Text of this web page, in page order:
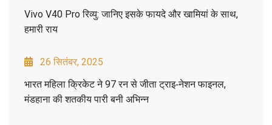
Vivo V40 Pro रिव्यु: जानिए इसके फायदे और खामियां के साथ,
हमारी राय
26 सितंबर, 2025
भारत महिला क्रिकेट ने 97 रन से जीता ट्राइ‑नेशन फाइनल,
मंडहाना की शतकीय पारी बनी अभिन्न